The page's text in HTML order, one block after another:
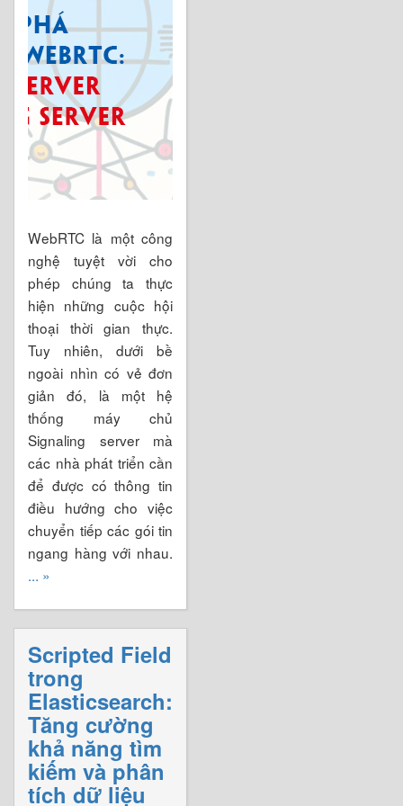
WebRTC là một công
nghệ tuyệt vời cho
phép chúng ta thực
hiện những cuộc hội
thoại thời gian thực.
Tuy nhiên, dưới bề
ngoài nhìn có vẻ đơn
giản đó, là một hệ
thống máy chủ
Signaling server mà
các nhà phát triển cần
để được có thông tin
điều hướng cho việc
chuyển tiếp các gói tin
ngang hàng với nhau.
... »
Scripted Field
trong
Elasticsearch:
Tăng cường
khả năng tìm
kiếm và phân
tích dữ liệu